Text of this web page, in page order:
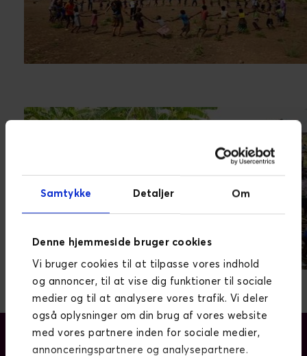
Samtykke Detaljer Om
Denne hjemmeside bruger cookies
Vi bruger cookies til at tilpasse vores indhold
og annoncer, til at vise dig funktioner til sociale
medier og til at analysere vores trafik. Vi deler
også oplysninger om din brug af vores website
med vores partnere inden for sociale medier,
annonceringspartnere og analysepartnere.